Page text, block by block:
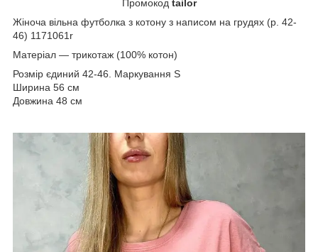
Промокод tailor
Жіноча вільна футболка з котону з написом на грудях (р. 42-
46) 1171061r
Матеріал — трикотаж (100% котон)
Розмір єдиний 42-46. Маркування S
Ширина 56 см
Довжина 48 см